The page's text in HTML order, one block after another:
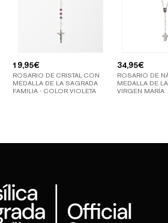
19,95€
ROSARIO DE CRISTAL CON
MEDALLA DE LA SAGRADA
FAMILIA - COLOR VIOLETA
34,95€
ROSARIO DE
MEDALLA DE
VIRGEN MARÍA